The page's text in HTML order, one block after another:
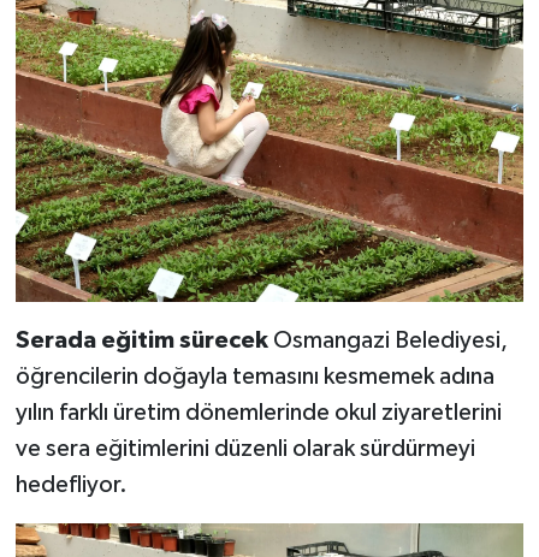
Serada eğitim sürecekOsmangazi Belediyesi,
öğrencilerin doğayla temasını kesmemek adına
yılın farklı üretim dönemlerinde okul ziyaretlerini
ve sera eğitimlerini düzenli olarak sürdürmeyi
hedefliyor.